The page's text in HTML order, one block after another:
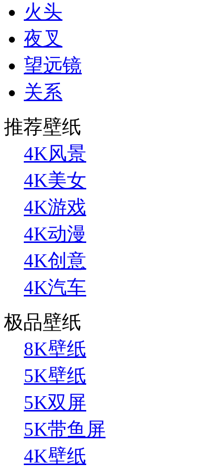
火头
夜叉
望远镜
关系
推荐壁纸
4K风景
4K美女
4K游戏
4K动漫
4K创意
4K汽车
极品壁纸
8K壁纸
5K壁纸
5K双屏
5K带鱼屏
4K壁纸